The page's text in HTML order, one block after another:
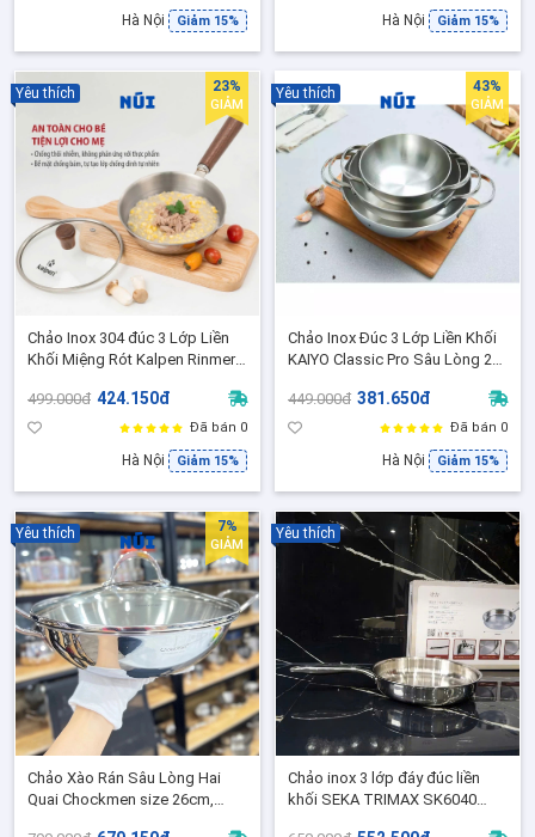
Hà Nội Giảm 15% Hà Nội Giảm 15%
Chảo Inox 304 đúc 3 Lớp Liền
Khối Miệng Rót Kalpen Rinmer
Chống Nóng, Phù hợp mọi loại
bếp
499.000đ 424.150đ
Đã bán 0
Hà Nội Giảm 15%
Yêu thích 23%
GIẢM
Chảo Inox Đúc 3 Lớp Liền Khối
KAIYO Classic Pro Sâu Lòng 2
mọi loại bếp
449.000đ 381.650đ
Đã bán 0
Hà Nội Giảm 15%
Yêu thích 43%
GIẢM
Chảo Xào Rán Sâu Lòng Hai
Quai Chockmen size 26cm,
Yêu thích 7%
GIẢM
Chảo inox 3 lớp đáy đúc liền
khối SEKA TRIMAX SK6040
Yêu thích